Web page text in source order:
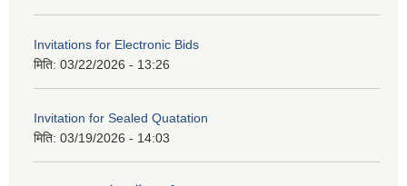
Invitations for Electronic Bids
मिति: 03/22/2026 - 13:26
Invitation for Sealed Quatation
मिति: 03/19/2026 - 14:03